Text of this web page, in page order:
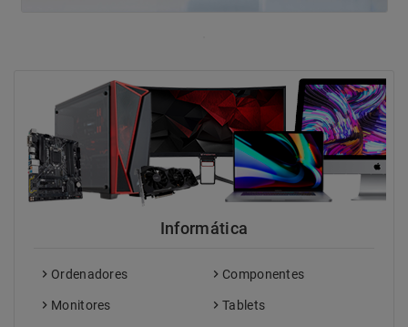
Informática
Ordenadores Componentes
Monitores Tablets